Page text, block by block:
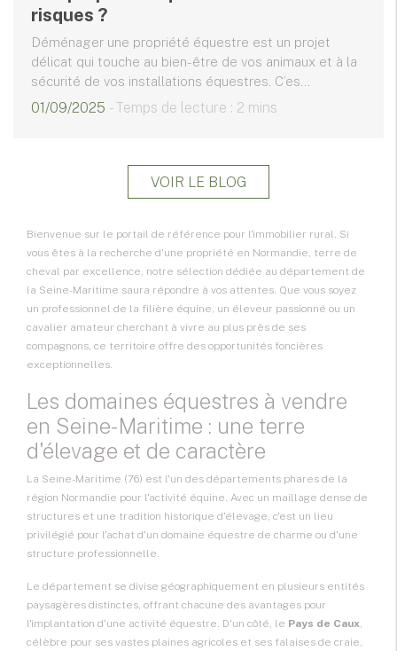
risques ?
Déménager une propriété équestre est un projet
délicat qui touche au bien-être de vos animaux et à la
sécurité de vos installations équestres. C’es...
01/09/2025 - Temps de lecture : 2 mins
VOIR LE BLOG
Bienvenue sur le portail de référence pour l'immobilier rural. Si
vous êtes à la recherche d'une propriété en Normandie, terre de
cheval par excellence, notre sélection dédiée au département de
la Seine-Maritime saura répondre à vos attentes. Que vous soyez
un professionnel de la filière équine, un éleveur passionné ou un
cavalier amateur cherchant à vivre au plus près de ses
compagnons, ce territoire offre des opportunités foncières
exceptionnelles.
Les domaines équestres à vendre
en Seine-Maritime : une terre
d'élevage et de caractère
La Seine-Maritime (76) est l'un des départements phares de la
région Normandie pour l'activité équine. Avec un maillage dense de
structures et une tradition historique d'élevage, c'est un lieu
privilégié pour l'achat d'un domaine équestre de charme ou d'une
structure professionnelle.
Le département se divise géographiquement en plusieurs entités
paysagères distinctes, offrant chacune des avantages pour
l'implantation d'une activité équestre. D'un côté, le Pays de Caux,
célèbre pour ses vastes plaines agricoles et ses falaises de craie,